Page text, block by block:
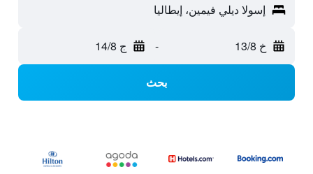
إسولا ديلي فيمين، إيطاليا
خ 13/8 - ج 14/8
بحث